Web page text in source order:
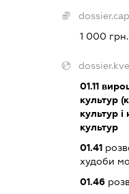
1 000 грн.
01.11
культур
культур і
культур
01.41
худоби
01.46